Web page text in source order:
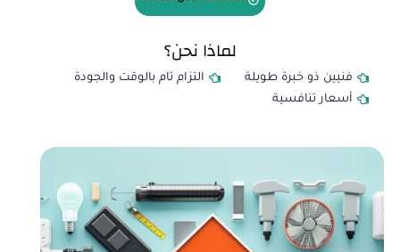
لماذا نحن؟
فنيين ذو خبرة طويلة
التزام تام بالوقت والجودة
أسعار تنافسية